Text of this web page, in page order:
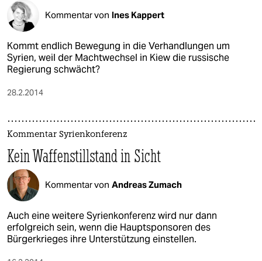
Kommentar von Ines Kappert
Kommt endlich Bewegung in die Verhandlungen um
Syrien, weil der Machtwechsel in Kiew die russische
Regierung schwächt?
28.2.2014
Kommentar Syrienkonferenz
Kein Waffenstillstand in Sicht
Kommentar von Andreas Zumach
Auch eine weitere Syrienkonferenz wird nur dann
erfolgreich sein, wenn die Hauptsponsoren des
Bürgerkrieges ihre Unterstützung einstellen.